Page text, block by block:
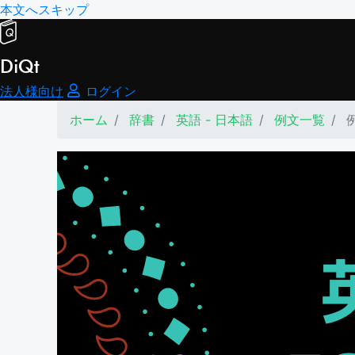
本文へスキップ
DiQt
法人様向け
ログイン
ホーム
辞書 英語 - 日本語 例文一覧